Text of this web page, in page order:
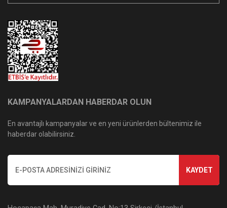
KAMPANYALARDAN HABERDAR OLUN
En avantajlı kampanyalar ve en yeni ürünlerden bültenimiz ile
haberdar olabilirsiniz.
KAYDET